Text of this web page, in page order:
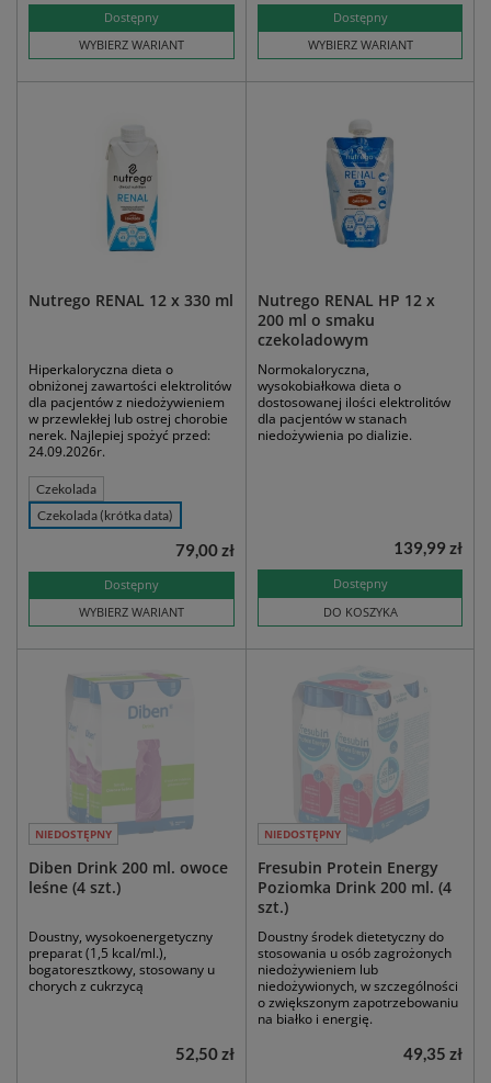
Dostępny
WYBIERZ WARIANT
Dostępny
WYBIERZ WARIANT
Nutrego RENAL 12 x 330 ml
Hiperkaloryczna dieta o
obniżonej zawartości elektrolitów
dla pacjentów z niedożywieniem
w przewlekłej lub ostrej chorobie
nerek. Najlepiej spożyć przed:
24.09.2026r.
Czekolada
Czekolada (krótka data)
Dostępny
WYBIERZ WARIANT
79,00 zł
Nutrego RENAL HP 12 x
200 ml o smaku
czekoladowym
Normokaloryczna,
wysokobiałkowa dieta o
dostosowanej ilości elektrolitów
dla pacjentów w stanach
niedożywienia po dializie.
Dostępny
DO KOSZYKA
139,99 zł
NIEDOSTĘPNY
Diben Drink 200 ml. owoce
leśne (4 szt.)
Doustny, wysokoenergetyczny
preparat (1,5 kcal/ml.),
bogatoresztkowy, stosowany u
chorych z cukrzycą
52,50 zł
NIEDOSTĘPNY
Fresubin Protein Energy
Poziomka Drink 200 ml. (4
szt.)
Doustny środek dietetyczny do
stosowania u osób zagrożonych
niedożywieniem lub
niedożywionych, w szczególności
o zwiększonym zapotrzebowaniu
na białko i energię.
49,35 zł